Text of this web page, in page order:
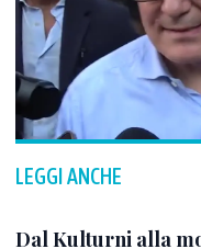
LEGGI ANCHE
Dal Kulturni alla